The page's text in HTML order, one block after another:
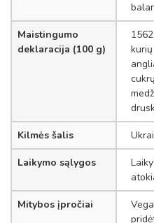
Maistingumo
deklaracija (100 g)
Kilmės šalis
Laikymo sąlygos
Mitybos įpročiai